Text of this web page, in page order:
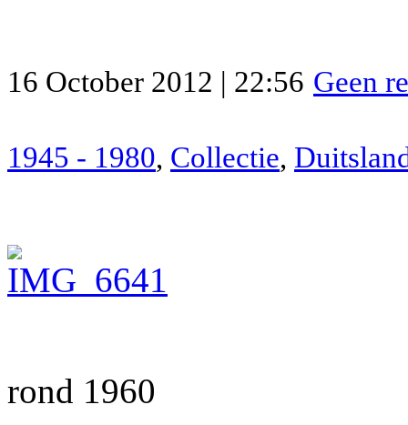
16 October 2012 | 22:56 Geen
1945 - 1980, Collectie,
rond 1960